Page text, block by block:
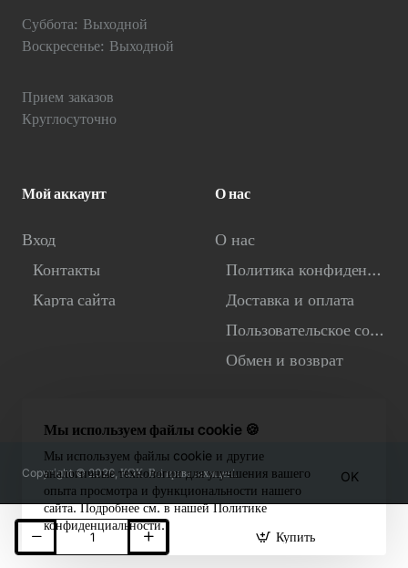
Мы используем файлы cookie 🍪
Мы используем файлы cookie и другие
аналогичные технологии для улучшения вашего
опыта просмотра и функциональности нашего
сайта. Подробнее см. в нашей Политике
конфиденциальности.
OK
Купить
Суббота: Выходной
Воскресенье: Выходной
Прием заказов
Круглосуточно
Мой аккаунт
Вход
Контакты
Карта сайта
О нас
О нас
Политика конфиденциальности
Доставка и оплата
Пользовательское соглашение
Обмен и возврат
Copyright © 2026, КОК. Всі права захищені.